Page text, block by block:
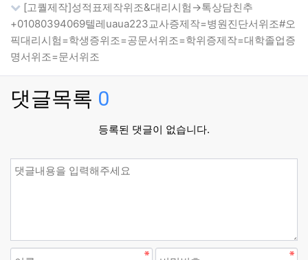
[고퀄제작]성적표제작위조&대리시험→톡상담친추
+01080394069텔레uaua223교사증제작=병원진단서위조#오
픽대리시험=학생증위조=공문서위조=학위증제작=대학졸업증
명서위조=문서위조
댓글목록 0
등록된 댓글이 없습니다.